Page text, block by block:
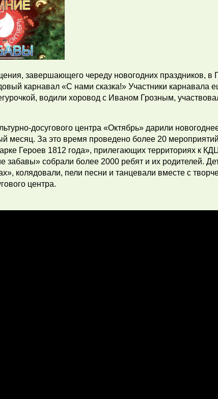
завершающего череду новогодних праздников, в
карнавал «С нами сказка!» Участники карнавала
водили хоровод с Иваном Грозным,
досугового центра «Октябрь» дарили
месяц. За это время проведено более 20
Героев 1812 года», прилегающих территориях к
забавы» собрали более 2000 ребят и их родителей.
колядовали, пели песни и танцевали вместе с
центра.